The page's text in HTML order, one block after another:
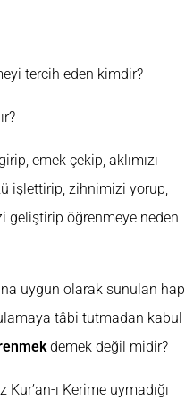
tercih eden kimdir?
emek çekip, aklımızı
işlettirip, zihnimizi yorup,
geliştirip öğrenmeye neden
uygun olarak sunulan hap
tâbi tutmadan kabul
demek değil midir?
Kur’an-ı Kerime uymadığı